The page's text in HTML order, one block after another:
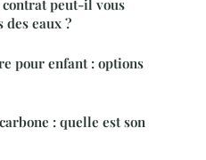
peut-il vous
des eaux ?
pour enfant : options
: quelle est son